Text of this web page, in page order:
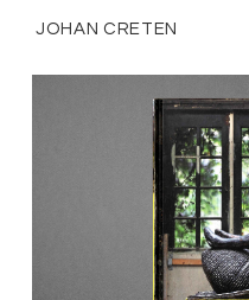
JOHAN CRETEN